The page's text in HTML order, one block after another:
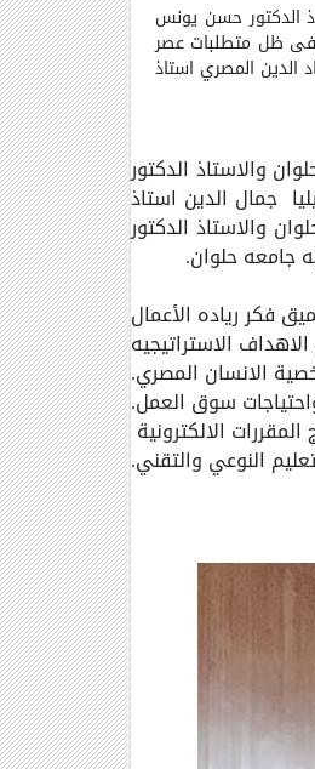
الدكتور حسن يونس
في ظل متطلبات عصر
داليا عماد الدين المصري استاذ
والاستاذ الدكتور
جمال الدين استاذ
والاستاذ الدكتور
جامعه حلوان.
فكر رياده الأعمال
الاستراتيجيه
الانسان المصري.
سوق العمل.
الالكترونية
النوعي والتقني.